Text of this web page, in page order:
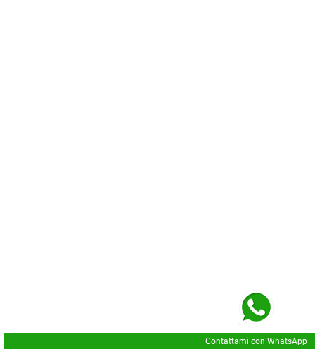
Contattami con WhatsApp